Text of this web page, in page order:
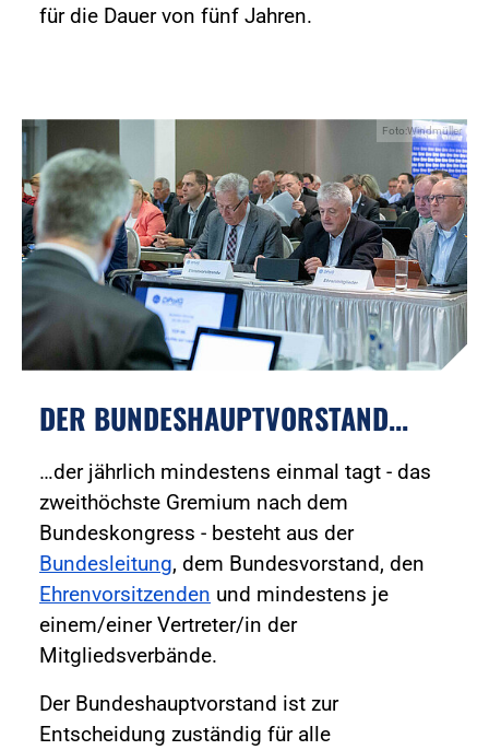
für die Dauer von fünf Jahren.
DER BUNDESHAUPTVORSTAND...
…der jährlich mindestens einmal tagt - das
zweithöchste Gremium nach dem
Bundeskongress - besteht aus der
Bundesleitung, dem Bundesvorstand, den
Ehrenvorsitzenden und mindestens je
einem/einer Vertreter/in der
Mitgliedsverbände.
Der Bundeshauptvorstand ist zur
Entscheidung zuständig für alle
Foto:Windmüller